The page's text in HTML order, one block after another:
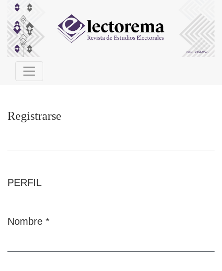
Registrarse
Registrarse
PERFIL
Nombre *